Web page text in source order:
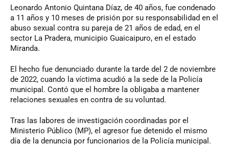
Leonardo Antonio Quintana Díaz, de 40 años, fue condenado
a 11 años y 10 meses de prisión por su responsabilidad en el
abuso sexual contra su pareja de 21 años de edad, en el
sector La Pradera, municipio Guaicaipuro, en el estado
Miranda.
El hecho fue denunciado durante la tarde del 2 de noviembre
de 2022, cuando la víctima acudió a la sede de la Policía
municipal. Contó que el hombre la obligaba a mantener
relaciones sexuales en contra de su voluntad.
Tras las labores de investigación coordinadas por el
Ministerio Público (MP), el agresor fue detenido el mismo
día de la denuncia por funcionarios de la Policía municipal.